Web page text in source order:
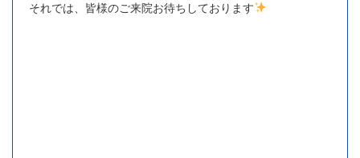
それでは、皆様のご来院お待ちしております